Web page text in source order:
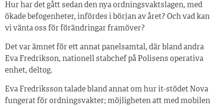
Hur har det gått sedan den nya ordningsvaktslagen, med
ökade befogenheter, infördes i början av året? Och vad kan
vi vänta oss för förändringar framöver?
Det var ämnet för ett annat panelsamtal, där bland andra
Eva Fredrikson, nationell stabchef på Polisens operativa
enhet, deltog.
Eva Fredriksson talade bland annat om hur it-stödet Nova
fungerat för ordningsvakter; möjligheten att med mobilen